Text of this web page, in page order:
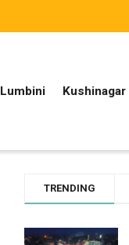
Lumbini Kushinagar
TRENDING